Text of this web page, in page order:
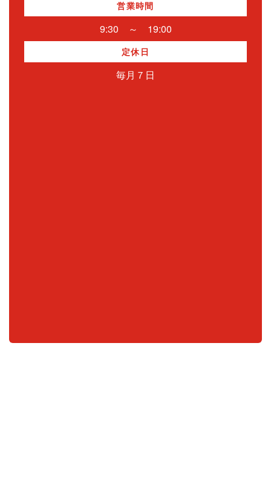
営業時間
9:30 ～ 19:00
定休日
毎月７日